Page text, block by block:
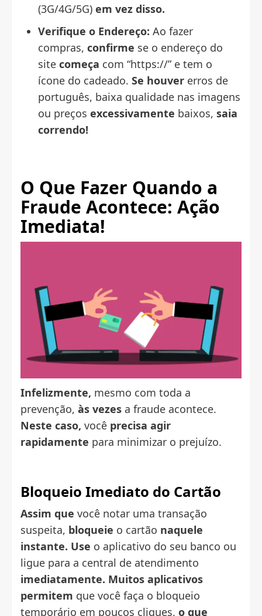
(3G/4G/5G) em vez disso.
Verifique o Endereço: Ao fazer
compras, confirme se o endereço do
site começa com “https://” e tem o
ícone do cadeado. Se houver erros de
português, baixa qualidade nas imagens
ou preços excessivamente baixos, saia
correndo!
O Que Fazer Quando a
Fraude Acontece: Ação
Imediata!
Infelizmente, mesmo com toda a
prevenção, às vezes a fraude acontece.
Neste caso, você precisa agir
rapidamente para minimizar o prejuízo.
Bloqueio Imediato do Cartão
Assim que você notar uma transação
suspeita, bloqueie o cartão naquele
instante. Use o aplicativo do seu banco ou
ligue para a central de atendimento
imediatamente. Muitos aplicativos
permitem que você faça o bloqueio
temporário em poucos cliques, o que